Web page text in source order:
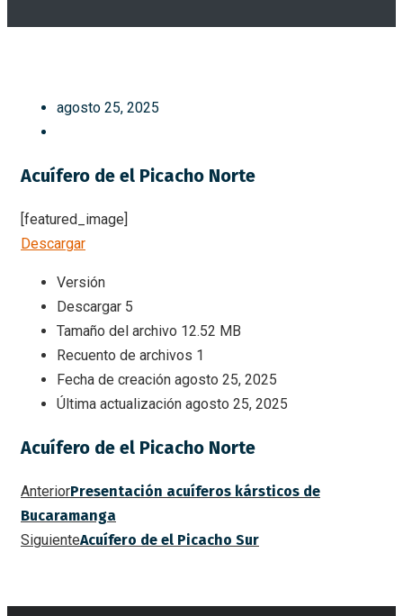
agosto 25, 2025
Acuífero de el Picacho Norte
[featured_image]
Descargar
Versión
Descargar 5
Tamaño del archivo 12.52 MB
Recuento de archivos 1
Fecha de creación agosto 25, 2025
Última actualización agosto 25, 2025
Acuífero de el Picacho Norte
AnteriorPresentación acuíferos kársticos de
Bucaramanga
SiguienteAcuífero de el Picacho Sur